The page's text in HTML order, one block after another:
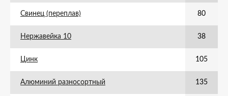
Свинец (переплав) 80
Нержавейка 10 38
Цинк 105
Алюминий разносортный 135